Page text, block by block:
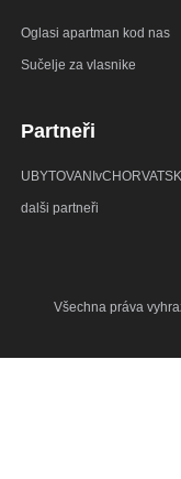
Oglasi apartman kod nas
Sučelje za vlasnike
Partneři
dalši partneři
Všechna práva